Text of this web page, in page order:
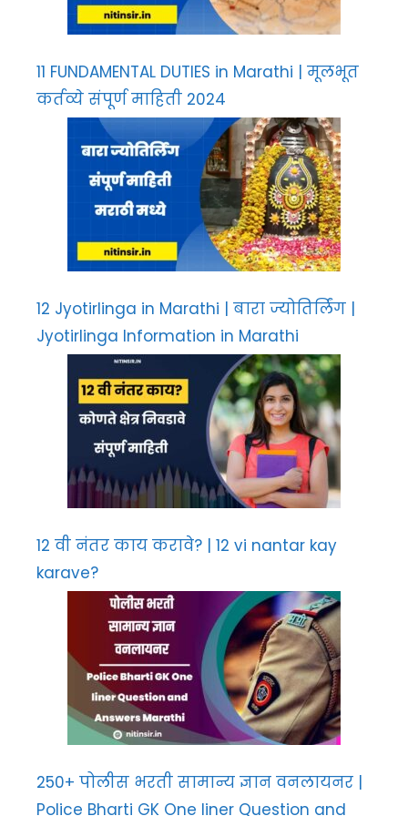
11 FUNDAMENTAL DUTIES in Marathi | मूलभूत
कर्तव्ये संपूर्ण माहिती 2024
12 Jyotirlinga in Marathi | बारा ज्योतिर्लिंग |
Jyotirlinga Information in Marathi
12 वी नंतर काय करावे? | 12 vi nantar kay
karave?
250+ पोलीस भरती सामान्य ज्ञान वनलायनर |
Police Bharti GK One liner Question and